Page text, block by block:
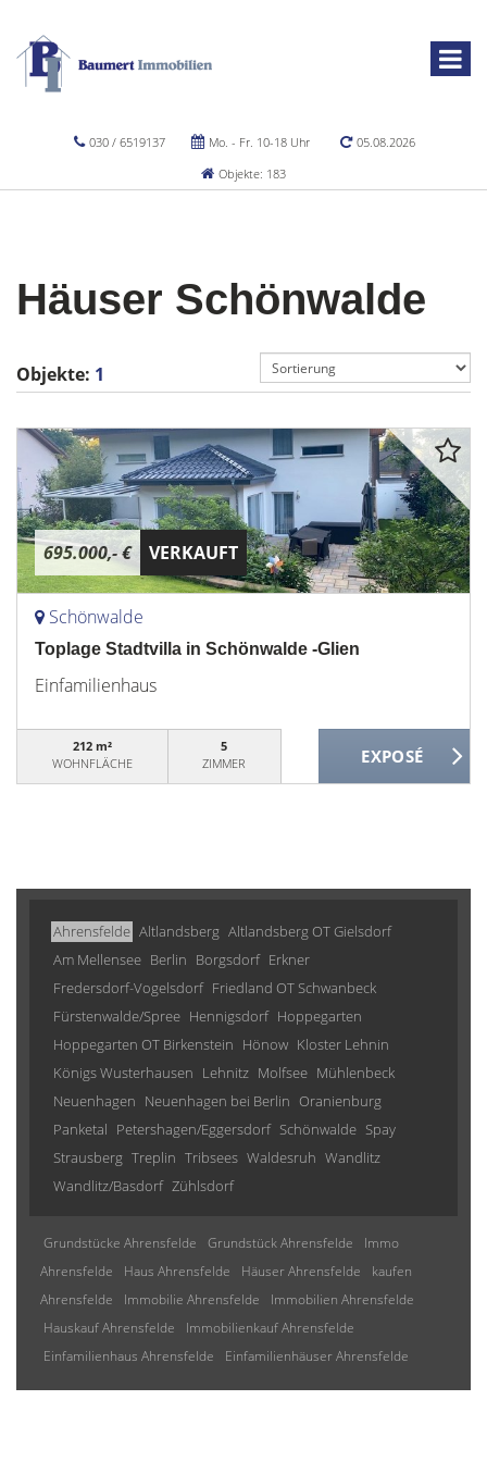
030 / 6519137 Mo. - Fr. 10-18 Uhr
05.08.2026
Objekte: 183
Häuser Schönwalde
Objekte: 1
695.000,- € VERKAUFT
Schönwalde
Toplage Stadtvilla in Schönwalde -Glien
Einfamilienhaus
212 m²
WOHNFLÄCHE
5
ZIMMER
Ahrensfelde Altlandsberg Altlandsberg OT Gielsdorf
Am Mellensee Berlin Borgsdorf Erkner
Fredersdorf-Vogelsdorf Friedland OT Schwanbeck
Fürstenwalde/Spree Hennigsdorf Hoppegarten
Hoppegarten OT Birkenstein Hönow Kloster Lehnin
Königs Wusterhausen Lehnitz Molfsee Mühlenbeck
Neuenhagen Neuenhagen bei Berlin Oranienburg
Panketal Petershagen/Eggersdorf Schönwalde Spay
Strausberg Treplin Tribsees Waldesruh Wandlitz
Wandlitz/Basdorf Zühlsdorf
Grundstücke Ahrensfelde Grundstück Ahrensfelde
Immo
Ahrensfelde
Haus Ahrensfelde Häuser Ahrensfelde
kaufen
Ahrensfelde
Immobilie Ahrensfelde
Immobilien Ahrensfelde
Hauskauf Ahrensfelde
Immobilienkauf Ahrensfelde
Einfamilienhaus Ahrensfelde
Einfamilienhäuser Ahrensfelde